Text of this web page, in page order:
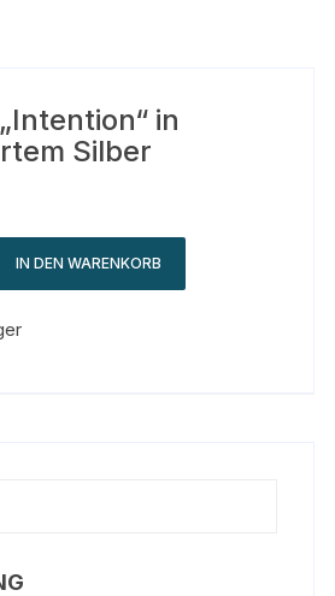
in
Silber
IN DEN WARENKORB